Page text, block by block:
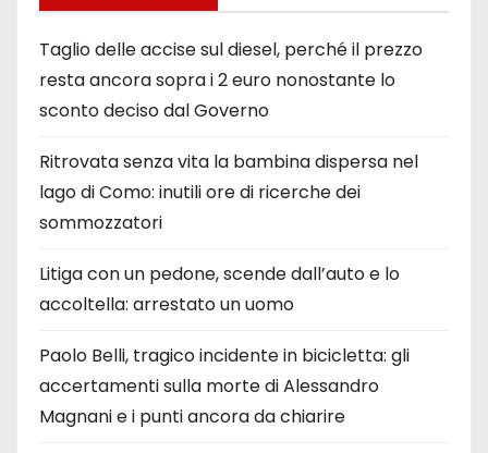
Taglio delle accise sul diesel, perché il prezzo
resta ancora sopra i 2 euro nonostante lo
sconto deciso dal Governo
Ritrovata senza vita la bambina dispersa nel
lago di Como: inutili ore di ricerche dei
sommozzatori
Litiga con un pedone, scende dall’auto e lo
accoltella: arrestato un uomo
Paolo Belli, tragico incidente in bicicletta: gli
accertamenti sulla morte di Alessandro
Magnani e i punti ancora da chiarire